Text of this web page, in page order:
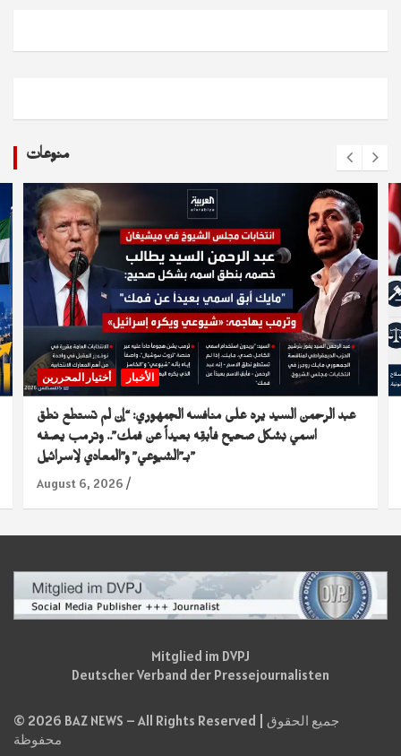
منوعات
أختيار المحررين الأخبار
عبد الرحمن السيد يرد على منافسه الجمهوري: “إن لم تستطع نطق
اسمي بشكل صحيح فأبقِه بعيداً عن فمك”.. وترمب يصفه
بـ”الشيوعي” و”المعادي لإسرائيل”
August 6, 2026
Mitglied im DVPJ
Deutscher Verband der Pressejournalisten
© 2026 BAZ NEWS – All Rights Reserved | جميع الحقوق
محفوظة